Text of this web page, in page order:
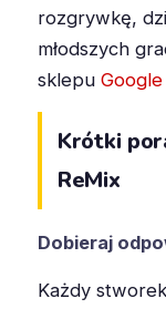
rozgrywkę,
młodszych
sklepu Google
Krótki
ReMix
Dobieraj
Każdy